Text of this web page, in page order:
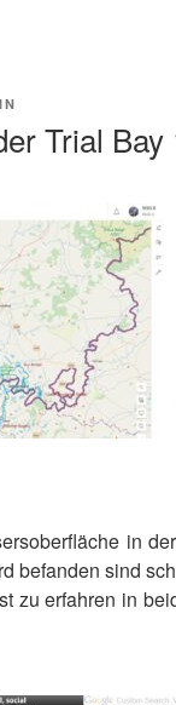
Trial Bay
in
befanden sind
zu erfahren in